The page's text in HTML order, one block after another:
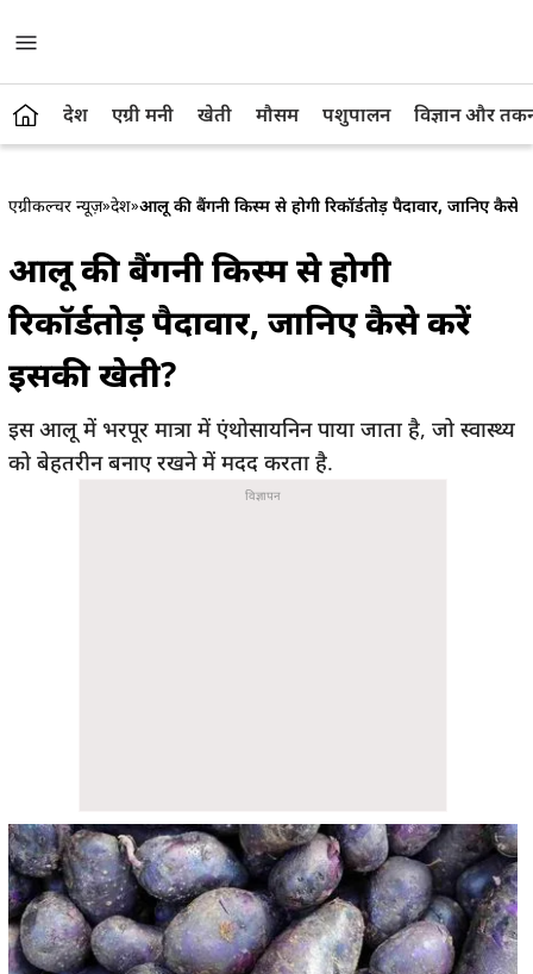
देश एग्री मनी खेती मौसम पशुपालन विज्ञान और
एग्रीकल्चर न्यूज़»देश»आलू की बैंगनी किस्म से होगी रिकॉर्डतोड़ पैदावार, जानिए कैसे
आलू की बैंगनी किस्म से होगी
रिकॉर्डतोड़ पैदावार, जानिए कैसे करें
इसकी खेती?
इस आलू में भरपूर मात्रा में एंथोसायनिन पाया जाता है, जो स्वास्थ्य
को बेहतरीन बनाए रखने में मदद करता है.